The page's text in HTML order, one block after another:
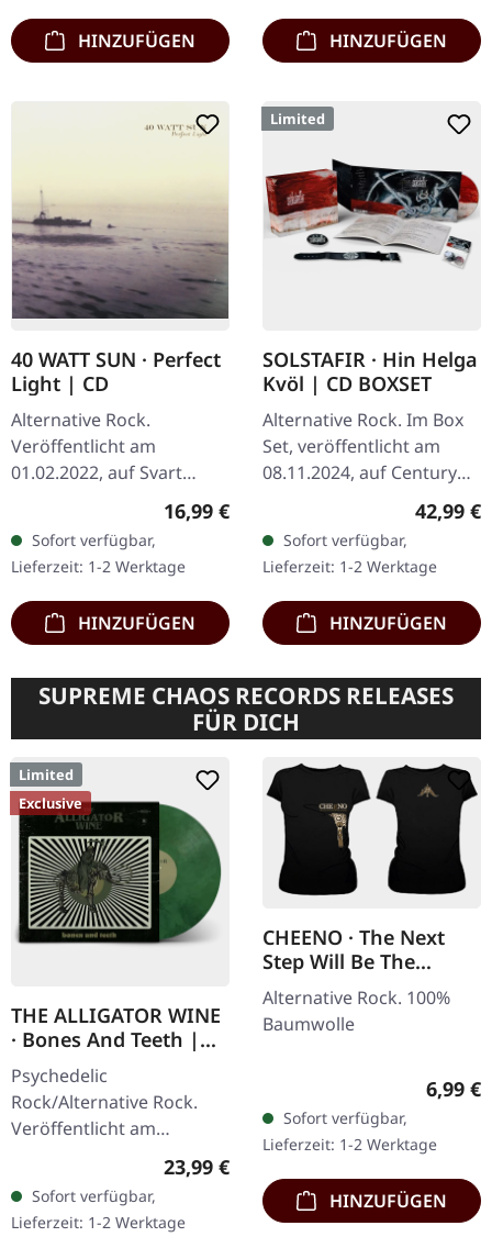
HINZUFÜGEN
HINZUFÜGEN
40 WATT SUN · Perfect
Light | CD
Alternative Rock.
Veröffentlicht am
01.02.2022, auf Svart
DigiBook mit Bonus-CD
und 38-seitigem Booklet.
40 Watt Sun liefern mit…
Regulärer Preis:
16,99 €
Sofort verfügbar,
Lieferzeit: 1-2 Werktage
HINZUFÜGEN
Limited
SOLSTAFIR · Hin Helga
Kvöl | CD BOXSET
Alternative Rock. Im Box
Set, veröffentlicht am
08.11.2024, auf Century
Limitiertes Boxset, enthält
eine Digipak CD, Armband
aus…
42,99 €
Sofort verfügbar,
Lieferzeit: 1-2 Werktage
HINZUFÜGEN
SUPREME CHAOS RECORDS RELEASES
FÜR DICH
Limited
Exclusive
THE ALLIGATOR WINE
· Bones And Teeth |
MARBLED LP
Psychedelic
Rock/Alternative Rock.
Veröffentlicht am
15.09.2023, auf Supreme
Chaos Records. SCR- und
Band-exklusive Auflage!
Transparent…
Regulärer Preis:
23,99 €
Sofort verfügbar,
Lieferzeit: 1-2 Werktage
CHEENO · The Next
Step Will Be The
Hardest | GIRLIE
Alternative Rock. 100%
Baumwolle
6,99 €
Sofort verfügbar,
Lieferzeit: 1-2 Werktage
HINZUFÜGEN